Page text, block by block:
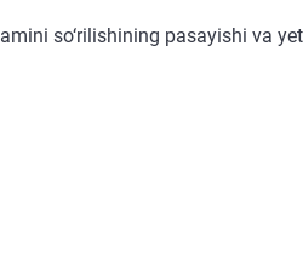
so‘rilishining pasayishi va